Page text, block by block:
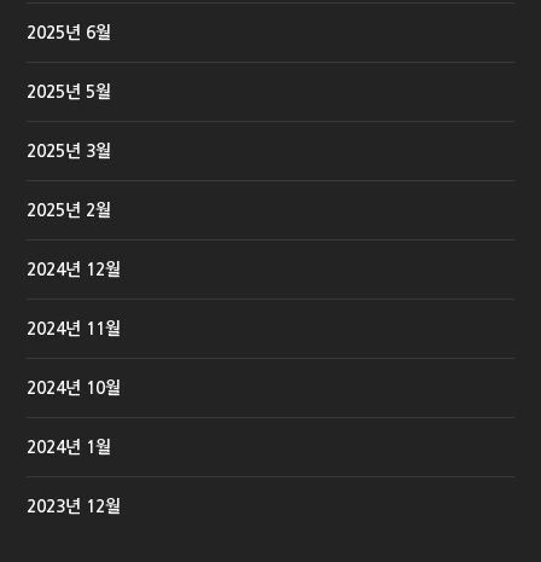
2025년 6월
2025년 5월
2025년 3월
2025년 2월
2024년 12월
2024년 11월
2024년 10월
2024년 1월
2023년 12월